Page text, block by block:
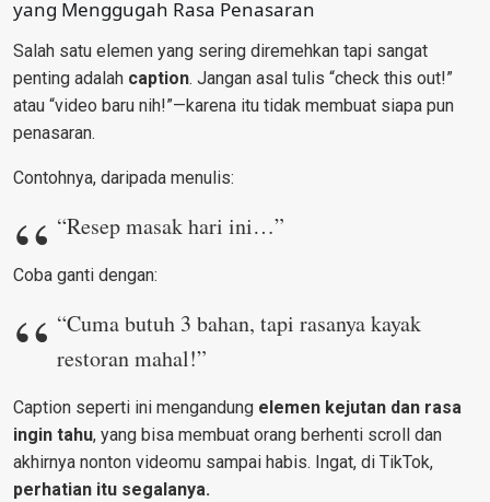
yang Menggugah Rasa Penasaran
Salah satu elemen yang sering diremehkan tapi sangat
penting adalah caption. Jangan asal tulis “check this out!”
atau “video baru nih!”—karena itu tidak membuat siapa pun
penasaran.
Contohnya, daripada menulis:
“Resep masak hari ini…”
Coba ganti dengan:
“Cuma butuh 3 bahan, tapi rasanya kayak
restoran mahal!”
Caption seperti ini mengandung elemen kejutan dan rasa
ingin tahu, yang bisa membuat orang berhenti scroll dan
akhirnya nonton videomu sampai habis. Ingat, di TikTok,
perhatian itu segalanya.